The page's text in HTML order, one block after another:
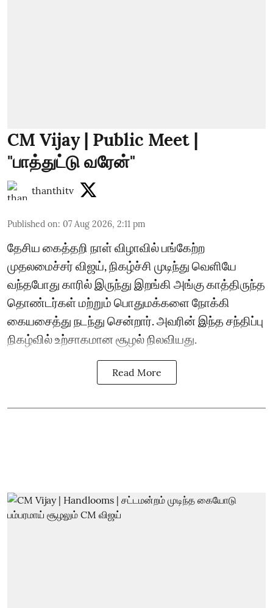
CM Vijay | Public Meet |
"பாத்துட்டு வரேன்"
thanthitv
Published on: 07 Aug 2026, 2:11 pm
தேசிய கைத்தறி நாள் விழாவில் பங்கேற்ற
முதலமைச்சர் விஜய், நிகழ்ச்சி முடிந்து வெளியே
வந்தபோது காரில் இருந்து இறங்கி அங்கு காத்திருந்த
தொண்டர்கள் மற்றும் பொதுமக்களை நோக்கி
கையசைத்து நடந்து சென்றார். அவரின் இந்த சந்திப்பு
நிகழ்வில் உற்சாகமான சூழல் நிலவியது.
Read More